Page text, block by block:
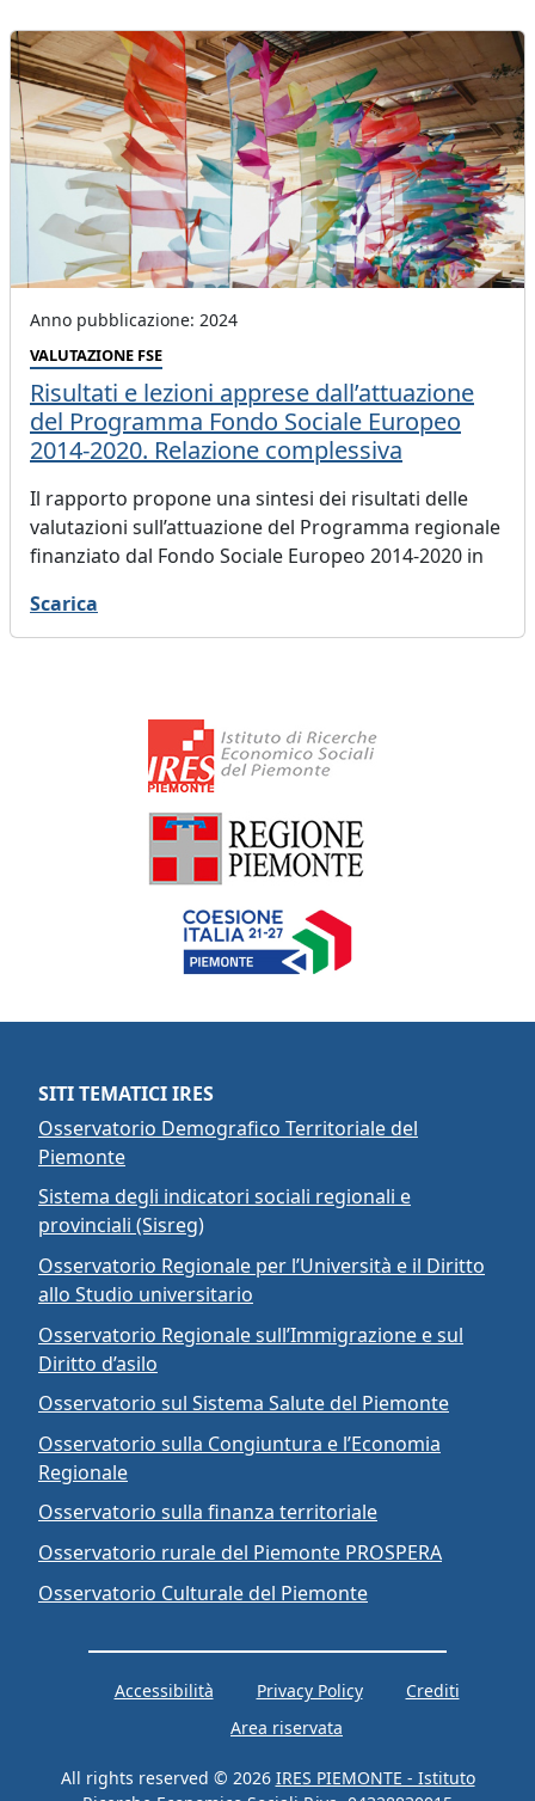
Anno pubblicazione: 2024
VALUTAZIONE FSE
Risultati e lezioni apprese dall’attuazione
del Programma Fondo Sociale Europeo
2014-2020. Relazione complessiva
Il rapporto propone una sintesi dei risultati delle
valutazioni sull’attuazione del Programma regionale
finanziato dal Fondo Sociale Europeo 2014-2020 in
policy che emergono dalle analisi realizzate.
Scarica
SITI TEMATICI IRES
Osservatorio Demografico Territoriale del
Piemonte
Sistema degli indicatori sociali regionali e
provinciali (Sisreg)
Osservatorio Regionale per l’Università e il Diritto
allo Studio universitario
Osservatorio Regionale sull’Immigrazione e sul
Diritto d’asilo
Osservatorio sul Sistema Salute del Piemonte
Osservatorio sulla Congiuntura e l’Economia
Regionale
Osservatorio sulla finanza territoriale
Osservatorio rurale del Piemonte PROSPERA
Osservatorio Culturale del Piemonte
Accessibilità Privacy Policy
Crediti
Area riservata
All rights reserved © 2026 IRES PIEMONTE - Istituto